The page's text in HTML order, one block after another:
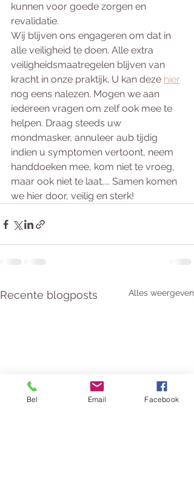
kunnen voor goede zorgen en
revalidatie.
Wij blijven ons engageren om dat in
alle veiligheid te doen. Alle extra
veiligheidsmaatregelen blijven van
kracht in onze praktijk. U kan deze hier
nog eens nalezen. Mogen we aan
iedereen vragen om zelf ook mee te
helpen. Draag steeds uw
mondmasker, annuleer aub tijdig
indien u symptomen vertoont, neem
handdoeken mee, kom niet te vroeg,
maar ook niet te laat,... Samen komen
we hier door, veilig en sterk!
Recente blogposts Alles weergeven
Bel Email Facebook